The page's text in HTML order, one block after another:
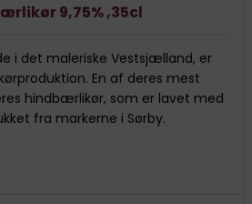
9,75% ,35cl
i det maleriske Vestsjælland, er
En af deres mest
hindbærlikør, som er lavet med
fra markerne i Sørby.